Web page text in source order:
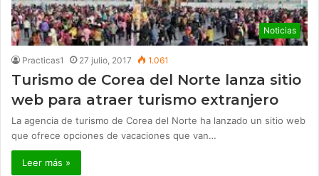
Noticias
Practicas1 27 julio, 2017 1.061
Turismo de Corea del Norte lanza sitio
web para atraer turismo extranjero
La agencia de turismo de Corea del Norte ha lanzado un sitio web
que ofrece opciones de vacaciones que van…
Leer más »